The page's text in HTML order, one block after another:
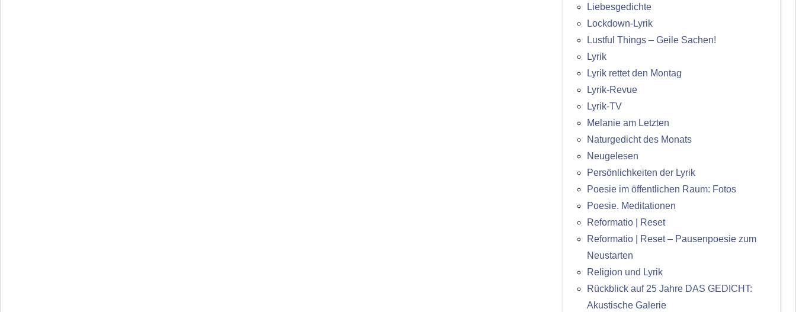
Liebesgedichte
Lockdown-Lyrik
Lustful Things – Geile Sachen!
Lyrik
Lyrik rettet den Montag
Lyrik-Revue
Lyrik-TV
Melanie am Letzten
Naturgedicht des Monats
Neugelesen
Persönlichkeiten der Lyrik
Poesie im öffentlichen Raum: Fotos
Poesie. Meditationen
Reformatio | Reset
Reformatio | Reset – Pausenpoesie zum
Neustarten
Religion und Lyrik
Rückblick auf 25 Jahre DAS GEDICHT:
Akustische Galerie